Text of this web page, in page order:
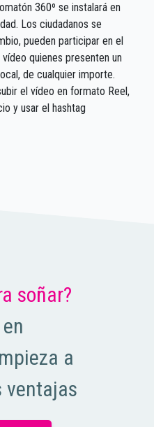
360º se instalará en
Los ciudadanos se
pueden participar en el
quienes presenten un
de cualquier importe.
el vídeo en formato Reel,
y usar el hashtag
soñar?
a
ventajas